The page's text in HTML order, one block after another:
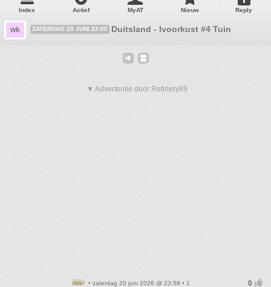
Index Actief MyAT Nieuw Reply
wk ZATERDAG 20 JUNI 22:00 Duitsland - Ivoorkust #4 Tuin
▼ Advertentie door Refinery89
• zaterdag 20 juni 2026 @ 23:58 • 1